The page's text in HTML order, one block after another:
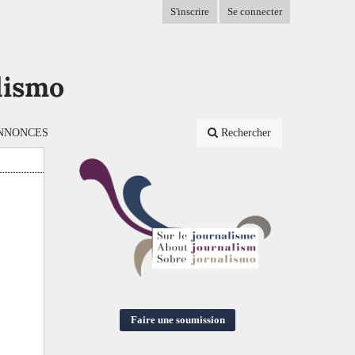
Rechercher
S'inscrire Se connecter
Faire une soumission